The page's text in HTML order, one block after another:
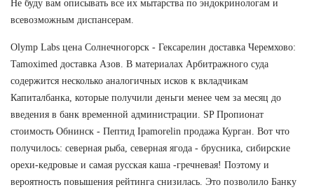
Не буду вам описывать все их мытарства по эндокринологам и
всевозможным диспансерам.
Olymp Labs цена Солнечногорск - Гексарелин доставка Черемхово:
Tamoximed доставка Азов. В материалах Арбитражного суда
содержится несколько аналогичных исков к вкладчикам
Капиталбанка, которые получили деньги менее чем за месяц до
введения в банк временной администрации. SP Пропионат
стоимость Обнинск - Пептид Ipamorelin продажа Курган. Вот что
получилось: северная рыба, северная ягода - брусника, сибирские
орехи-кедровые и самая русская каша -гречневая! Поэтому и
вероятность повышения рейтинга снизилась. Это позволило Банку